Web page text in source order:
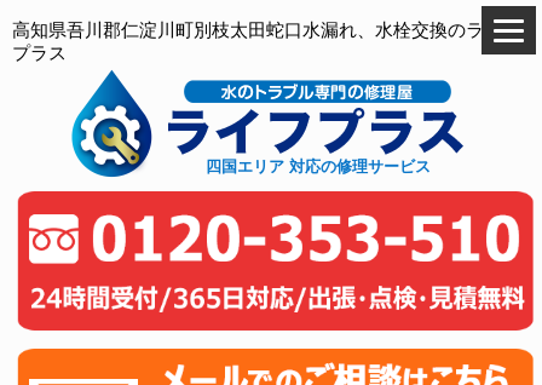
高知県吾川郡仁淀川町別枝太田蛇口水漏れ、水栓交換のライフ
プラス
四国エリア 対応の修理サービス